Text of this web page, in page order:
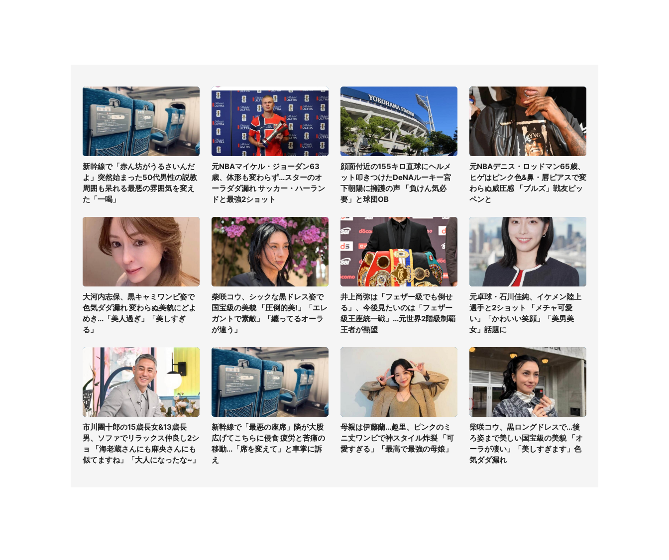
新幹線で「赤ん坊がうるさいんだ
よ」突然始まった50代男性の説教
周囲も呆れる最悪の雰囲気を変え
た「一喝」
元NBAマイケル・ジョーダン63
歳、体形も変わらず...スターのオ
ーラダダ漏れ サッカー・ハーラン
ドと最強2ショット
顔面付近の155キロ直球にヘルメ
ット叩きつけたDeNAルーキー宮
下朝陽に擁護の声 「負けん気必
要」と球団OB
元NBAデニス・ロッドマン65歳、
ヒゲはピンク色&鼻・唇ピアスで変
わらぬ威圧感 「ブルズ」戦友ピッ
ペンと
大河内志保、黒キャミワンピ姿で
色気ダダ漏れ 変わらぬ美貌にどよ
めき...「美人過ぎ」「美しすぎ
る」
柴咲コウ、シックな黒ドレス姿で
国宝級の美貌 「圧倒的美!」「エレ
ガントで素敵」「纏ってるオーラ
が違う」
井上尚弥は「フェザー級でも倒せ
る」、今後見たいのは「フェザー
級王座統一戦」...元世界2階級制覇
王者が熱望
元卓球・石川佳純、イケメン陸上
選手と2ショット 「メチャ可愛
い」「かわいい笑顔」「美男美
女」話題に
市川團十郎の15歳長女&13歳長
男、ソファでリラックス仲良し2シ
ョ 「海老蔵さんにも麻央さんにも
似てますね」「大人になったな~」
新幹線で「最悪の座席」隣が大股
広げてこちらに侵食 疲労と苦痛の
移動...「席を変えて」と車掌に訴
え
母親は伊藤蘭...趣里、ピンクのミ
ニ丈ワンピで神スタイル炸裂 「可
愛すぎる」「最高で最強の母娘」
柴咲コウ、黒ロングドレスで...後
ろ姿まで美しい国宝級の美貌 「オ
ーラが凄い」「美しすぎます」色
気ダダ漏れ